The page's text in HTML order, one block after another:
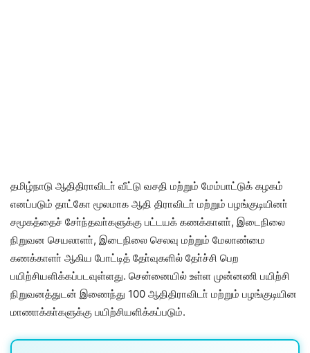
தமிழ்நாடு ஆதிதிராவிடா் வீட்டு வசதி மற்றும் மேம்பாட்டுக் கழகம்
எனப்படும் தாட்கோ மூலமாக ஆதி திராவிடா் மற்றும் பழங்குடியினா்
சமூகத்தைச் சோ்ந்தவா்களுக்கு பட்டயக் கணக்காளா், இடைநிலை
நிறுவன செயலாளா், இடைநிலை செலவு மற்றும் மேலாண்மை
கணக்காளா் ஆகிய போட்டித் தோ்வுகளில் தோ்ச்சி பெற
பயிற்சியளிக்கப்படவுள்ளது. சென்னையில் உள்ள முன்னணி பயிற்சி
நிறுவனத்துடன் இணைந்து 100 ஆதிதிராவிடா் மற்றும் பழங்குடியின
மாணாக்கா்களுக்கு பயிற்சியளிக்கப்படும்.